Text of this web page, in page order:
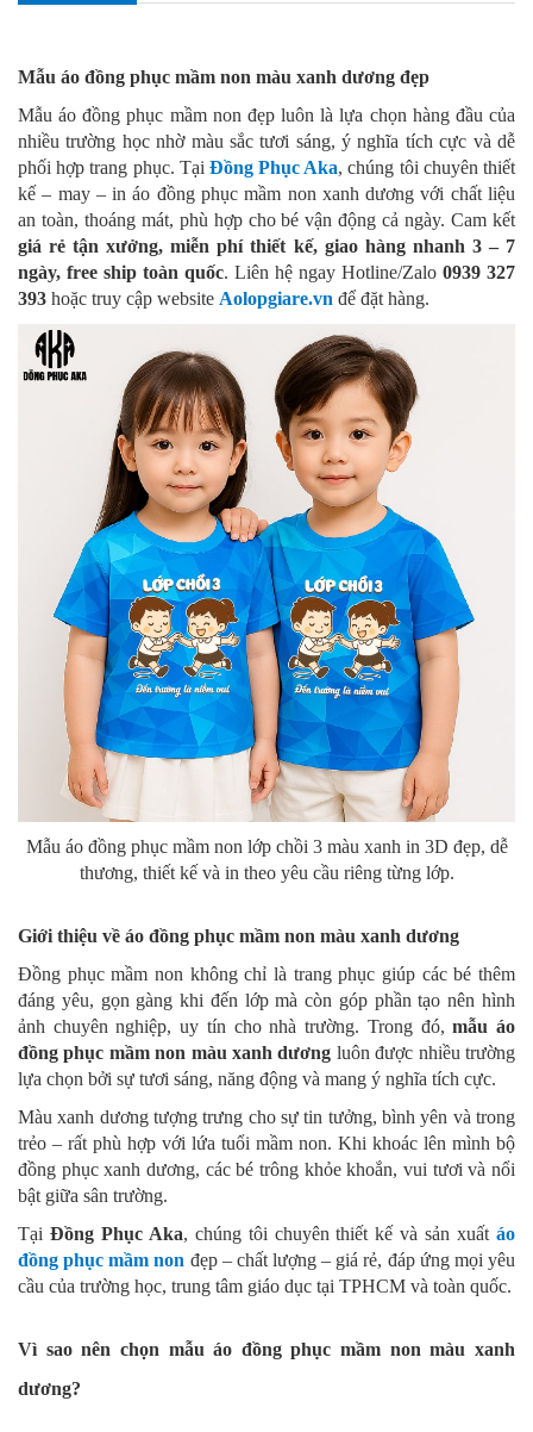
Mẫu áo đồng phục mầm non màu xanh dương đẹp
Mẫu áo đồng phục mầm non đẹp luôn là lựa chọn hàng đầu của
nhiều trường học nhờ màu sắc tươi sáng, ý nghĩa tích cực và dễ
phối hợp trang phục. Tại Đồng Phục Aka, chúng tôi chuyên thiết
kế – may – in áo đồng phục mầm non xanh dương với chất liệu
an toàn, thoáng mát, phù hợp cho bé vận động cả ngày. Cam kết
giá rẻ tận xưởng, miễn phí thiết kế, giao hàng nhanh 3 – 7
ngày, free ship toàn quốc. Liên hệ ngay Hotline/Zalo 0939 327
393 hoặc truy cập website Aolopgiare.vn để đặt hàng.
Mẫu áo đồng phục mầm non lớp chồi 3 màu xanh in 3D đẹp, dễ
thương, thiết kế và in theo yêu cầu riêng từng lớp.
Giới thiệu về áo đồng phục mầm non màu xanh dương
Đồng phục mầm non không chỉ là trang phục giúp các bé thêm
đáng yêu, gọn gàng khi đến lớp mà còn góp phần tạo nên hình
ảnh chuyên nghiệp, uy tín cho nhà trường. Trong đó,mẫu áo
đồng phục mầm non màu xanh dương luôn được nhiều trường
lựa chọn bởi sự tươi sáng, năng động và mang ý nghĩa tích cực.
Màu xanh dương tượng trưng cho sự tin tưởng, bình yên và trong
trẻo – rất phù hợp với lứa tuổi mầm non. Khi khoác lên mình bộ
đồng phục xanh dương, các bé trông khỏe khoắn, vui tươi và nổi
bật giữa sân trường.
Tại Đồng Phục Aka, chúng tôi chuyên thiết kế và sản xuấtáo
đồng phục mầm non đẹp – chất lượng – giá rẻ, đáp ứng mọi yêu
cầu của trường học, trung tâm giáo dục tại TPHCM và toàn quốc.
Vì sao nên chọn mẫu áo đồng phục mầm non màu xanh
dương?